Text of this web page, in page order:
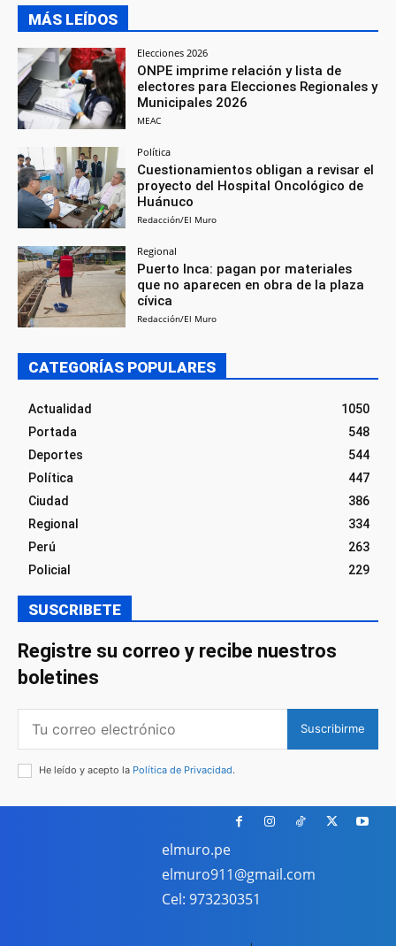
MÁS LEÍDOS
Elecciones 2026
ONPE imprime relación y lista de
electores para Elecciones Regionales y
Municipales 2026
MEAC
Política
Cuestionamientos obligan a revisar el
proyecto del Hospital Oncológico de
Huánuco
Redacción/El Muro
Regional
Puerto Inca: pagan por materiales
que no aparecen en obra de la plaza
cívica
Redacción/El Muro
CATEGORÍAS POPULARES
Actualidad
1050
Portada
548
Deportes
544
Política
447
Ciudad
386
Regional
334
Perú
263
Policial
229
SUSCRIBETE
Registre su correo y recibe nuestros
boletines
Suscribirme
He leído y acepto la Política de Privacidad.
elmuro.pe
elmuro911@gmail.com
Cel: 973230351